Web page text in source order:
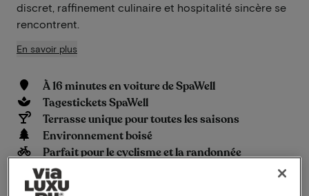
discret, raffinement culinaire et hospitalité sincère se
rencontrent.
En savoir plus
À 16 minutes en voiture de SpaWell
Tagestickets SpaWell
Terrasse unique pour toutes les saisons
Environnement boisé
Parfait pour le cyclisme et la randonnée
Emplacement historique
Bien-être